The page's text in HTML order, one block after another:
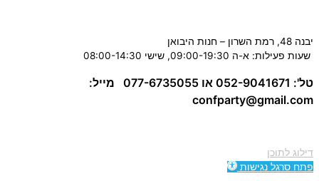
יבנה 48, רמת השרון – חנות היבואן
שעות פעילות: א-ה 09:00-19:30, שישי 08:00-14:30
טל': 052-9041671 או 077-6735055
מייל:
confparty@gmail.com
דילוג לתוכן
פתח סרגל נגישות